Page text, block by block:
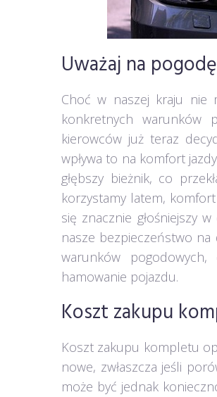
Uważaj na pogodę
Choć w naszej kraju nie
konkretnych warunków
kierowców już teraz
wpływa to na komfort
głębszy bieżnik, co
korzystamy latem,
się znacznie głośniejszy
nasze bezpieczeństwo
warunków
hamowanie pojazdu.
Koszt zakupu
Koszt zakupu kompletu
nowe, zwłaszcza jeśli
może być jednak